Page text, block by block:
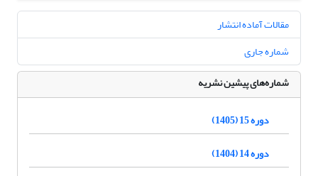
مقالات آماده انتشار
شماره جاری
شماره‌های پیشین نشریه
دوره 15 (1405)
دوره 14 (1404)